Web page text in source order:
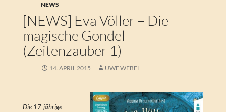
NEWS
[NEWS] Eva Völler – Die
magische Gondel
(Zeitenzauber 1)
14. APRIL 2015 UWE WEBEL
Die 17-jährige